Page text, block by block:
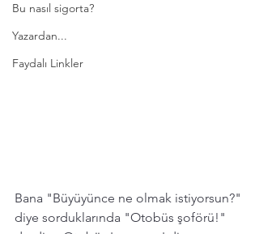
Bu nasıl sigorta?
Yazardan...
Faydalı Linkler
Bana "Büyüyünce ne olmak istiyorsun?"
diye sorduklarında "Otobüs şoförü!"